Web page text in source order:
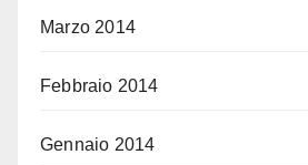
Marzo 2014
Febbraio 2014
Gennaio 2014